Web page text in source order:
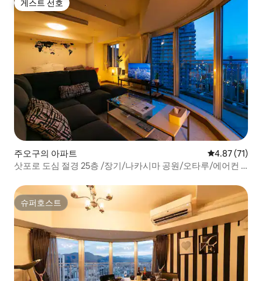
게스트 선호
게스트 선호
주오구의 아파트 평점 4.87점
4.87 (71)
삿포로 도심 절경 25층 /장기/나카시마 공원/오타루/에어컨 2
슈퍼호스트
슈퍼호스트